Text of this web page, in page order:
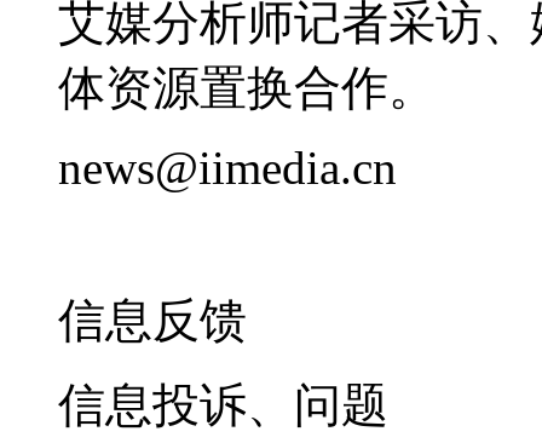
艾媒分析师记者采访
体资源置换合作。
news@iimedia.cn
信息反馈
信息投诉、问题